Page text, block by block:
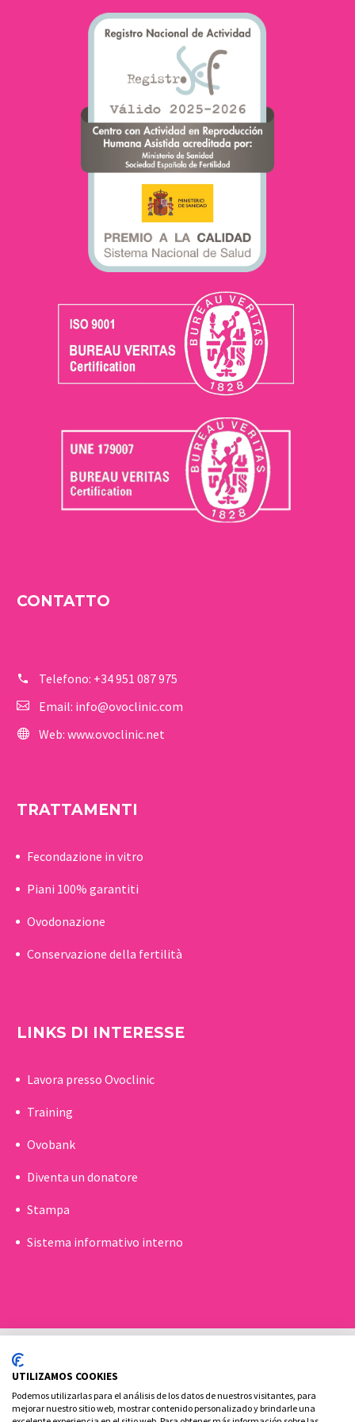
CONTATTO
Telefono: +34 951 087 975
Email: info@ovoclinic.com
Web: www.ovoclinic.net
TRATTAMENTI
Fecondazione in vitro
Piani 100% garantiti
Ovodonazione
Conservazione della fertilità
LINKS DI INTERESSE
Lavora presso Ovoclinic
Training
Ovobank
Diventa un donatore
Stampa
Sistema informativo interno
UTILIZAMOS COOKIES
Podemos utilizarlas para el análisis de los datos de nuestros visitantes, para
mejorar nuestro sitio web, mostrar contenido personalizado y brindarle una